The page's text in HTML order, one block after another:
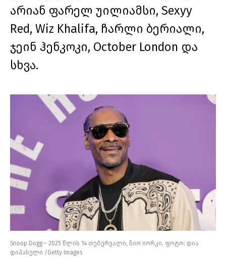
არიან ფარელ უილიამსი, Sexyy
Red, Wiz Khalifa, ჩარლი ბერიალი,
ჯეინ ჰენკოკი, October London და
სხვა.
Snoop Dogg – 2025 წლის 14 თებერვალი, ნიო იორკი, ფოტო: დია
დიპასული /Getty Images